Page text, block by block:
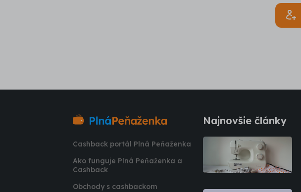
Cashback portál Plná Peňaženka
Ako funguje Plná Peňaženka a
Cashback
Obchody s cashbackom
Najnovšie články